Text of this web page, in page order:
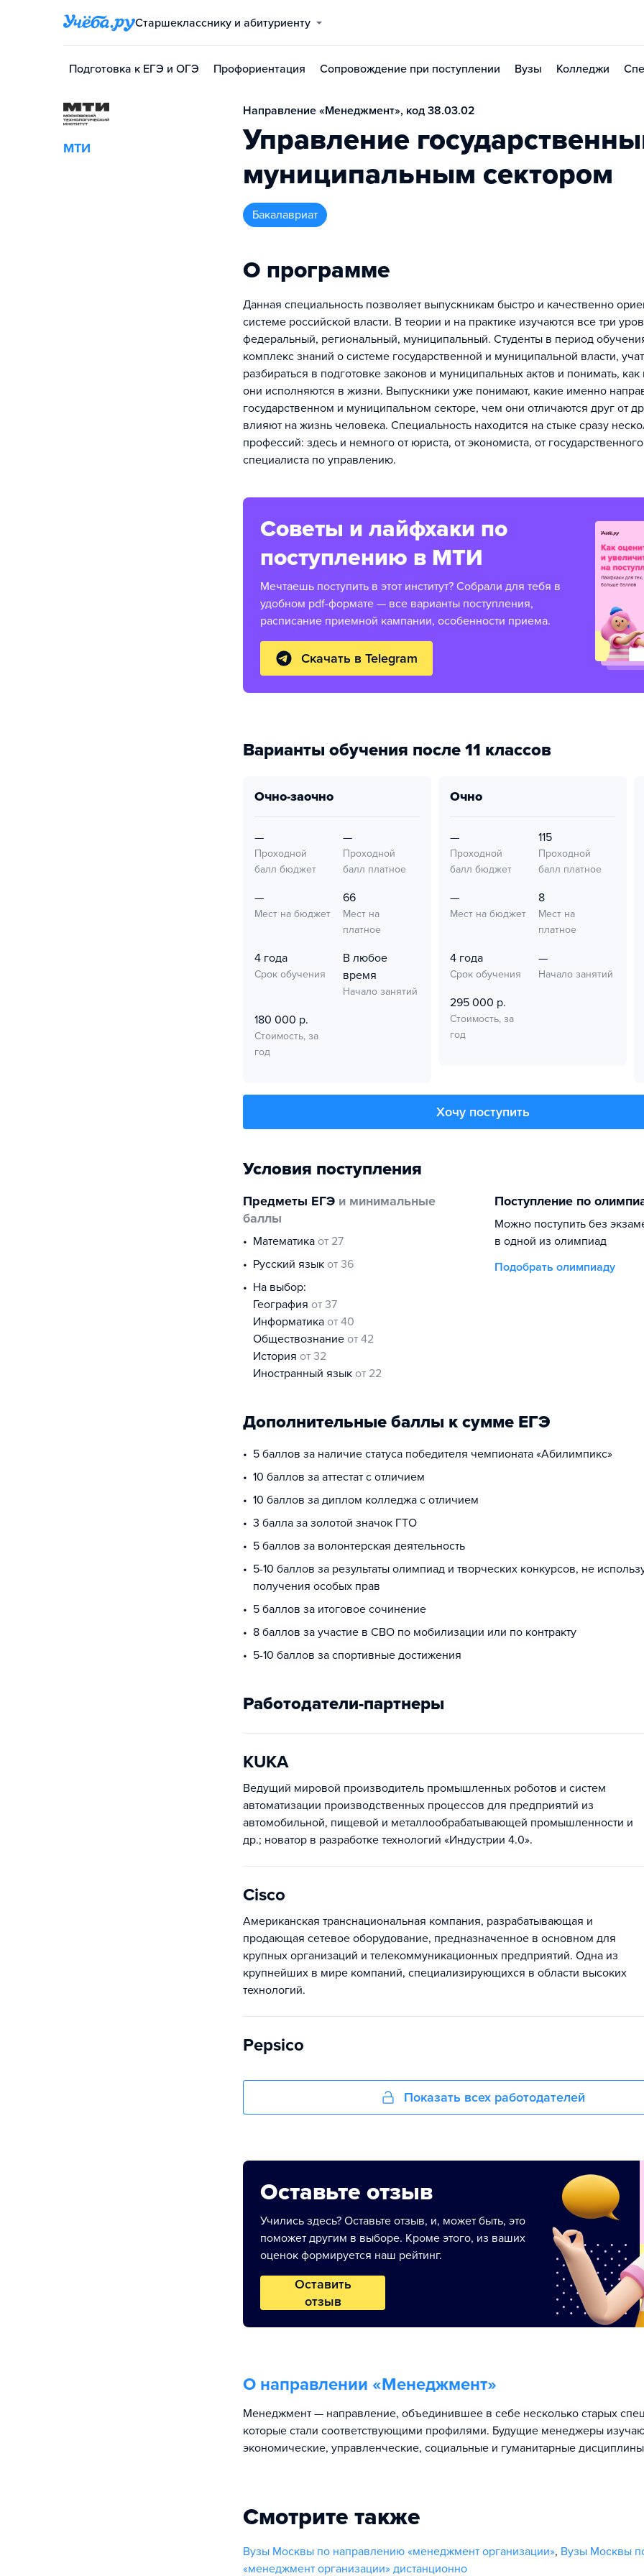
Старшекласснику и абитуриенту
Подготовка к ЕГЭ и ОГЭ Профориентация Сопровождение при поступлении Вузы Колледжи
МТИ
Направление «Менеджмент», код 38.03.02
Управление
муниципальным сектором
бакалавриат
О программе
Данная специальность позволяет выпускникам быстро и качественно
системе российской власти. В теории и на практике изучаются все три
федеральный, региональный, муниципальный. Студенты в период
комплекс знаний о системе государственной и муниципальной власти,
разбираться в подготовке законов и муниципальных актов и понимать, как
они исполняются в жизни. Выпускники уже понимают, какие именно
государственном и муниципальном секторе, чем они отличаются друг от
влияют на жизнь человека. Специальность находится на стыке сразу
профессий: здесь и немного от юриста, от экономиста, от
специалиста по управлению.
Советы и лайфхаки по
поступлению в МТИ
Мечтаешь поступить в этот институт? Собрали для тебя в
удобном pdf-формате — все варианты поступления,
расписание приемной кампании, особенности приема.
Скачать в Telegram
Варианты обучения после 11 классов
очно-заочно
—
Проходной
балл бюджет
—
Проходной
балл платное
—
Мест на бюджет
66
Мест на
платное
4 года
Срок обучения
В любое
время
Начало занятий
180 000 р.
Стоимость, за
год
очно
—
Проходной
балл бюджет
115
Проходной
балл платное
—
Мест на бюджет
8
Мест на
платное
4 года
Срок обучения
—
Начало занятий
295 000 р.
Стоимость, за
год
Хочу поступить
Условия поступления
Предметы ЕГЭ и минимальные
баллы
математика от 27
русский язык от 36
На выбор:
география от 37
информатика от 40
обществознание от 42
история от 32
иностранный язык от 22
Поступление по
Можно поступить без
в одной из олимпиад
Подобрать олимпиаду
Дополнительные баллы к сумме ЕГЭ
5 баллов за наличие статуса победителя чемпионата «Абилимпикс»
10 баллов за аттестат с отличием
10 баллов за диплом колледжа с отличием
3 балла за золотой значок ГТО
5 баллов за волонтерская деятельность
5-10 баллов за результаты олимпиад и творческих конкурсов, не
получения особых прав
5 баллов за итоговое сочинение
8 баллов за участие в СВО по мобилизации или по контракту
5-10 баллов за спортивные достижения
Работодатели-партнеры
KUKA
Ведущий мировой производитель промышленных роботов и систем
автоматизации производственных процессов для предприятий из
автомобильной, пищевой и металлообрабатывающей промышленности и
др.; новатор в разработке технологий «Индустрии 4.0».
Cisco
Американская транснациональная компания, разрабатывающая и
продающая сетевое оборудование, предназначенное в основном для
крупных организаций и телекоммуникационных предприятий. Одна из
крупнейших в мире компаний, специализирующихся в области высоких
технологий.
Pepsico
Показать всех работодателей
Оставьте отзыв
Учились здесь? Оставьте отзыв, и, может быть, это
поможет другим в выборе. Кроме этого, из ваших
оценок формируется наш рейтинг.
Оставить
отзыв
О направлении «Менеджмент»
Менеджмент — направление, объединившее в себе несколько старых
которые стали соответствующими профилями. Будущие менеджеры
экономические, управленческие, социальные и гуманитарные
Смотрите также
Вузы Москвы по направлению «менеджмент организации», Вузы Москвы
«менеджмент организации» дистанционно